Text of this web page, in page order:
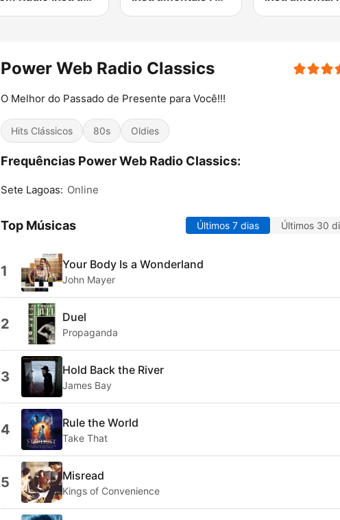
Power Web Radio Classics
O Melhor do Passado de Presente para Você!!!
Hits Clássicos 80s Oldies
Frequências Power Web Radio Classics:
Sete Lagoas: Online
Top Músicas Últimos 7 dias Últimos 30
1 Your Body Is a Wonderland
John Mayer
2 Duel
Propaganda
3 Hold Back the River
James Bay
4 Rule the World
Take That
5 Misread
Kings of Convenience